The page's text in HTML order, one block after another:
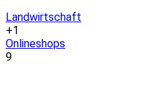
Landwirtschaft
+1
Onlineshops
9